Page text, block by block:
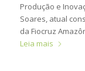
Produção e
Soares, atual
da Fiocruz
Leia mais